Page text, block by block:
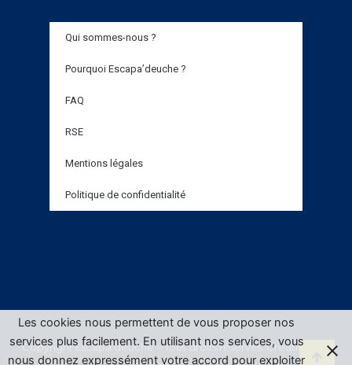
Qui sommes-nous ?
Pourquoi Escapa’deuche ?
FAQ
RSE
Mentions légales
Politique de confidentialité
Copyright Escapa’deuche – Tous droits réservés. Création site
Les cookies nous permettent de vous proposer nos
services plus facilement. En utilisant nos services, vous
nous donnez expressément votre accord pour exploiter